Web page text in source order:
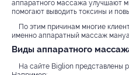
аппаратного массажа улучшают
помогают выводить токсины и
По этим причинам многие
именно аппаратный массаж
Виды аппаратного
На сайте Biglion представлены